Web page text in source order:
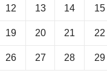
12 13 14 15
19 20 21 22
26 27 28 29